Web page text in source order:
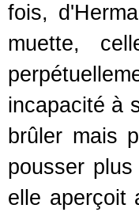
fois,
muette,
incapacité à
brûler mais
pousser
elle aperçoit